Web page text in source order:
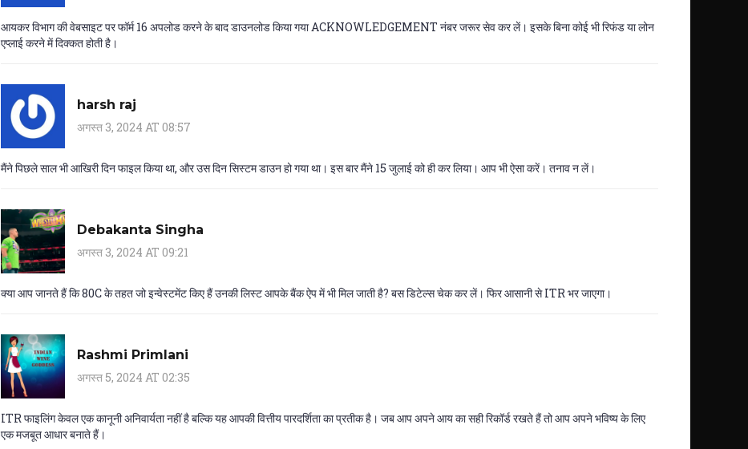
आयकर विभाग की वेबसाइट पर फॉर्म 16 अपलोड करने के बाद डाउनलोड किया गया ACKNOWLEDGEMENT नंबर जरूर सेव कर लें। इसके बिना कोई भी रिफंड या लोन
एप्लाई करने में दिक्कत होती है।
harsh raj
अगस्त 3, 2024 AT 08:57
मैंने पिछले साल भी आखिरी दिन फाइल किया था, और उस दिन सिस्टम डाउन हो गया था। इस बार मैंने 15 जुलाई को ही कर लिया। आप भी ऐसा करें। तनाव न लें।
Debakanta Singha
अगस्त 3, 2024 AT 09:21
क्या आप जानते हैं कि 80C के तहत जो इन्वेस्टमेंट किए हैं उनकी लिस्ट आपके बैंक ऐप में भी मिल जाती है? बस डिटेल्स चेक कर लें। फिर आसानी से ITR भर जाएगा।
Rashmi Primlani
अगस्त 5, 2024 AT 02:35
ITR फाइलिंग केवल एक कानूनी अनिवार्यता नहीं है बल्कि यह आपकी वित्तीय पारदर्शिता का प्रतीक है। जब आप अपने आय का सही रिकॉर्ड रखते हैं तो आप अपने भविष्य के लिए
एक मजबूत आधार बनाते हैं।